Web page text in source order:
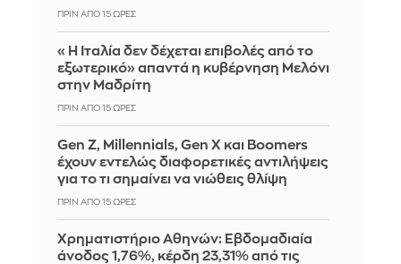
ΠΡΙΝ ΑΠΌ 15 ΏΡΕΣ
«Η Ιταλία δεν δέχεται επιβολές από το
εξωτερικό» απαντά η κυβέρνηση Μελόνι
στην Μαδρίτη
ΠΡΙΝ ΑΠΌ 15 ΏΡΕΣ
Gen Z, Millennials, Gen X και Boomers
έχουν εντελώς διαφορετικές αντιλήψεις
για το τι σημαίνει να νιώθεις θλίψη
ΠΡΙΝ ΑΠΌ 15 ΏΡΕΣ
Χρηματιστήριο Αθηνών: Εβδομαδιαία
άνοδος 1,76%, κέρδη 23,31% από τις